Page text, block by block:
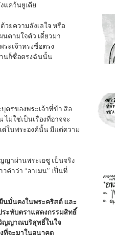
แคว้นยูเดีย
วยความลังเลใจ หรือ
นตามใจตัว เดี๋ยวมา
ะเจ้าทรงซื่อตรง
นก็ซื่อตรงฉันนั้น
ตรของพระเจ้าที่ข้า สิล
ม่ใช่เป็นเรื่องที่อาจจะ
ต่ในพระองค์นั้น มีแต่ความ
ญาผ่านพระเยซู เป็นจริง
คำว่า “อาเมน” เป็นที่
นมั่นคงในพระคริสต์ และ
ระทับตราแสดงกรรมสิทธิ์
ญญาณบริสุทธิ์ในใจ
ที่จะมาในอนาคต